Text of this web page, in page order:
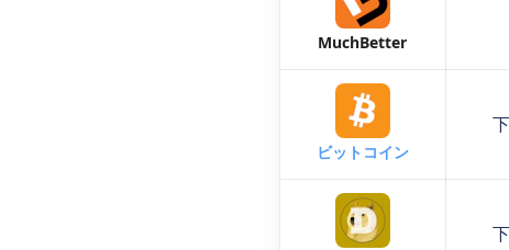
MuchBetter
ビットコイン